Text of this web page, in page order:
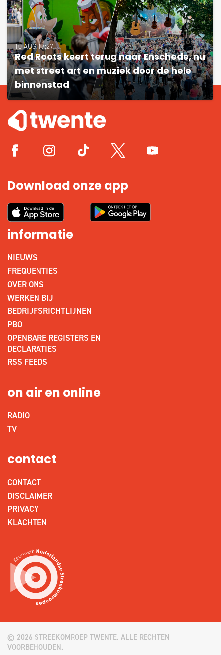
10 AUG 17:27
Red Roots keert terug naar Enschede, nu
met street art en muziek door de hele
binnenstad
Download onze app
informatie
NIEUWS
FREQUENTIES
OVER ONS
WERKEN BIJ
BEDRIJFSRICHTLIJNEN
PBO
OPENBARE REGISTERS EN
DECLARATIES
RSS FEEDS
on air en online
RADIO
TV
contact
CONTACT
DISCLAIMER
PRIVACY
KLACHTEN
© 2026 STREEKOMROEP TWENTE. ALLE RECHTEN
VOORBEHOUDEN.